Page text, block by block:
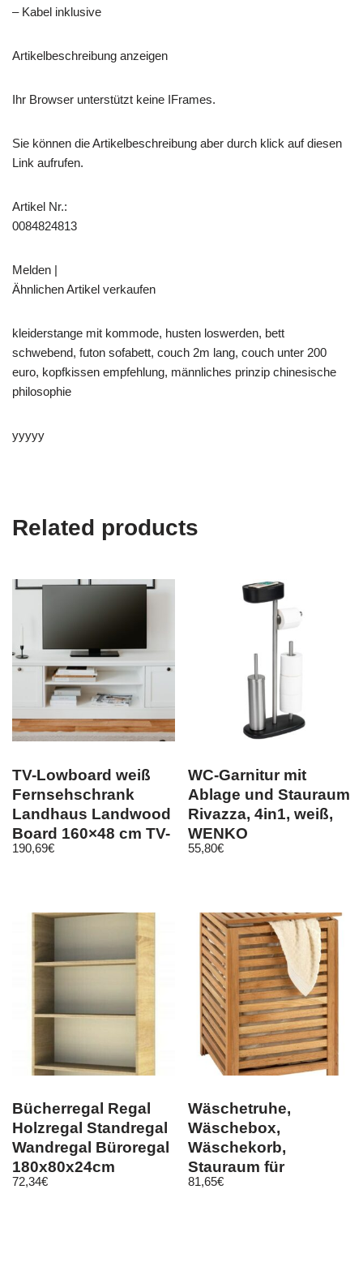
– Kabel inklusive
Artikelbeschreibung anzeigen
Ihr Browser unterstützt keine IFrames.
Sie können die Artikelbeschreibung aber durch klick auf diesen
Link aufrufen.
Artikel Nr.:
0084824813
Melden |
Ähnlichen Artikel verkaufen
kleiderstange mit kommode, husten loswerden, bett
schwebend, futon sofabett, couch 2m lang, couch unter 200
euro, kopfkissen empfehlung, männliches prinzip chinesische
philosophie
yyyyy
Related products
TV-Lowboard weiß
Fernsehschrank
Landhaus Landwood
Board 160×48 cm TV-
Unterteil
190,69€
WC-Garnitur mit
Ablage und Stauraum
Rivazza, 4in1, weiß,
WENKO
55,80€
Bücherregal Regal
Holzregal Standregal
Wandregal Büroregal
180x80x24cm
Sonoma
72,34€
Wäschetruhe,
Wäschebox,
Wäschekorb,
Stauraum für
Handtücher
81,65€